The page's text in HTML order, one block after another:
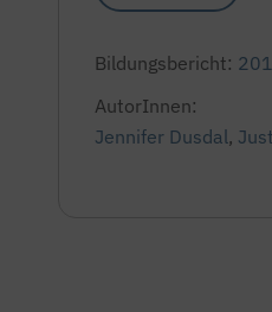
Bildungsbericht:
AutorInnen:
Jennifer Dusdal,